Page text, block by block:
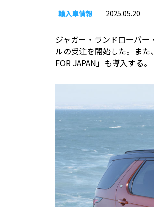
輸入車情報 2025.05.20
ジャガー・ランドローバ
ルの受注を開始した。また
FOR JAPAN」も導入する。